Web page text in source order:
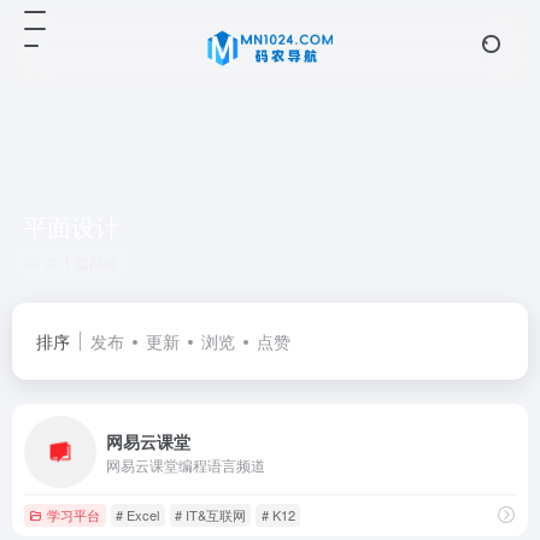
排序 发布 更新 浏览 点赞
网易云课堂
网易云课堂编程语言频道
学习平台 # Excel # IT&互联网 # K12